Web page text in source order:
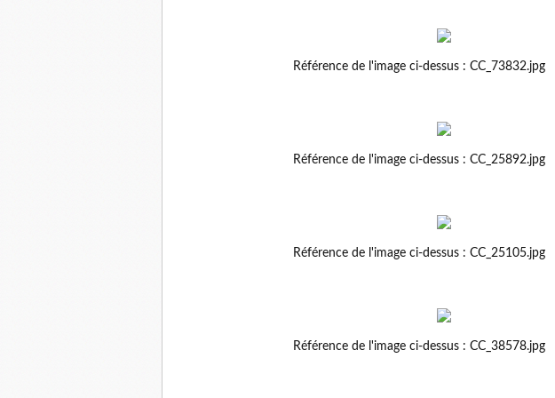
Référence de l'image ci-dessus : CC_73832.jpg
Référence de l'image ci-dessus : CC_25892.jpg
Référence de l'image ci-dessus : CC_25105.jpg
Référence de l'image ci-dessus : CC_38578.jpg